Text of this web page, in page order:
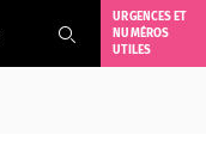
d'accessibilité
URGENCES ET
NUMÉROS
UTILES